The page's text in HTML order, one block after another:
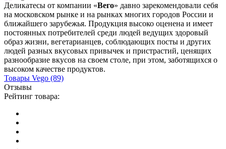
Деликатесы от компании «Вего» давно зарекомендовали себя
на московском рынке и на рынках многих городов России и
ближайшего зарубежья. Продукция высоко оценена и имеет
постоянных потребителей среди людей ведущих здоровый
образ жизни, вегетарианцев, соблюдающих посты и других
людей разных вкусовых привычек и пристрастий, ценящих
разнообразие вкусов на своем столе, при этом, заботящихся о
высоком качестве продуктов.
Товары Vego (89)
Отзывы
Рейтинг товара: